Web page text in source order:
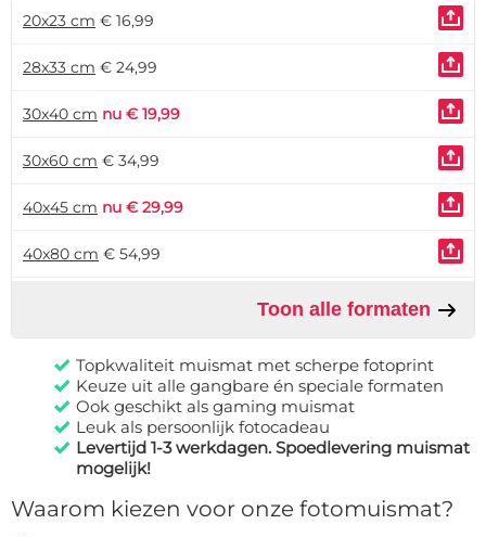
20x23 cm € 16,99
28x33 cm € 24,99
30x40 cm nu € 19,99
30x60 cm € 34,99
40x45 cm nu € 29,99
40x80 cm € 54,99
Toon alle formaten
Topkwaliteit muismat met scherpe fotoprint
Keuze uit alle gangbare én speciale formaten
Ook geschikt als gaming muismat
Leuk als persoonlijk fotocadeau
Levertijd 1-3 werkdagen. Spoedlevering muismat
mogelijk!
Waarom kiezen voor onze fotomuismat?